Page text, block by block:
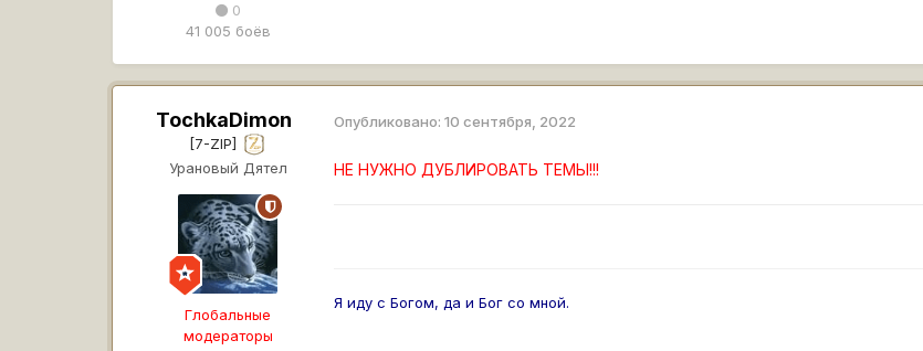
0
41 005 боёв
TochkaDimon
[7-ZIP]
Урановый Дятел
Глобальные
модераторы
Опубликовано:10 сентября, 2022
НЕ НУЖНО ДУБЛИРОВАТЬ ТЕМЫ!!!
Я иду с Богом, да и Бог со мной.